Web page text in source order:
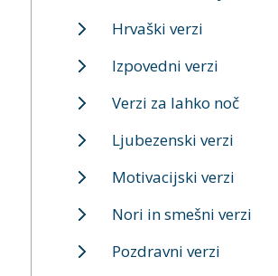
Hrvaški verzi
Izpovedni verzi
Verzi za lahko noč
Ljubezenski verzi
Motivacijski verzi
Nori in smešni verzi
Pozdravni verzi